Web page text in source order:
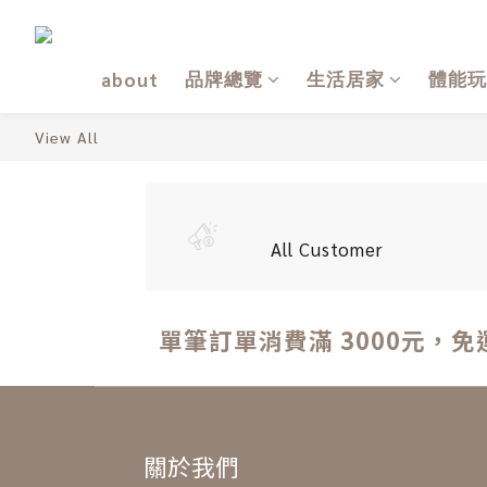
about 品牌總覽 生活居家 體能
View All
All Customer
單筆訂單消費滿 3000元，免
關於我們